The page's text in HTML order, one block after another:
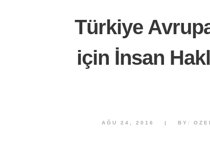
Türkiye
için İnsan
AĞU 24, 2016 | BY: